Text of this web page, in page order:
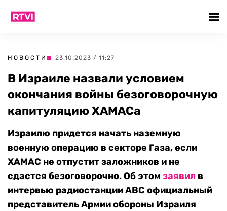
НОВОСТИ | 23.10.2023 / 11:27
В Израиле назвали условием
окончания войны безоговорочную
капитуляцию ХАМАСа
Израилю придется начать наземную
военную операцию в секторе Газа, если
ХАМАС не отпустит заложников и не
сдастся безоговорочно. Об этом заявил в
интервью радиостанции АВС официальный
представитель Армии обороны Израиля